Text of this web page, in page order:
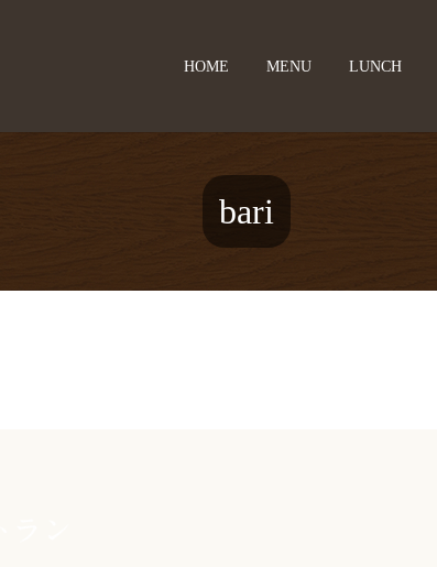
HOME MENU LUNCH
bari